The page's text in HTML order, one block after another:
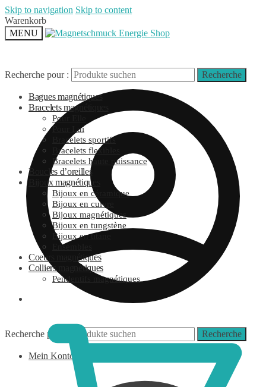
Skip to navigation Skip to content
Warenkorb
MENU
Recherche pour : Recherche
Mein Konto
Recherche pour : Recherche
Bagues magnétiques
Bracelets magnétiques
Pour Elle
Pour Lui
Bracelets sportifs
Bracelets flexibles
Bracelets haute puissance
Boucles d’oreilles
Bijoux magnétiques
Bijoux en céramique
Bijoux en cuivre
Bijoux magnétiques
Bijoux en tungstène
Bijoux en titane
Ensembles
Coeurs magnétiques
Colliers magnétiques
Pendentifs magnétiques